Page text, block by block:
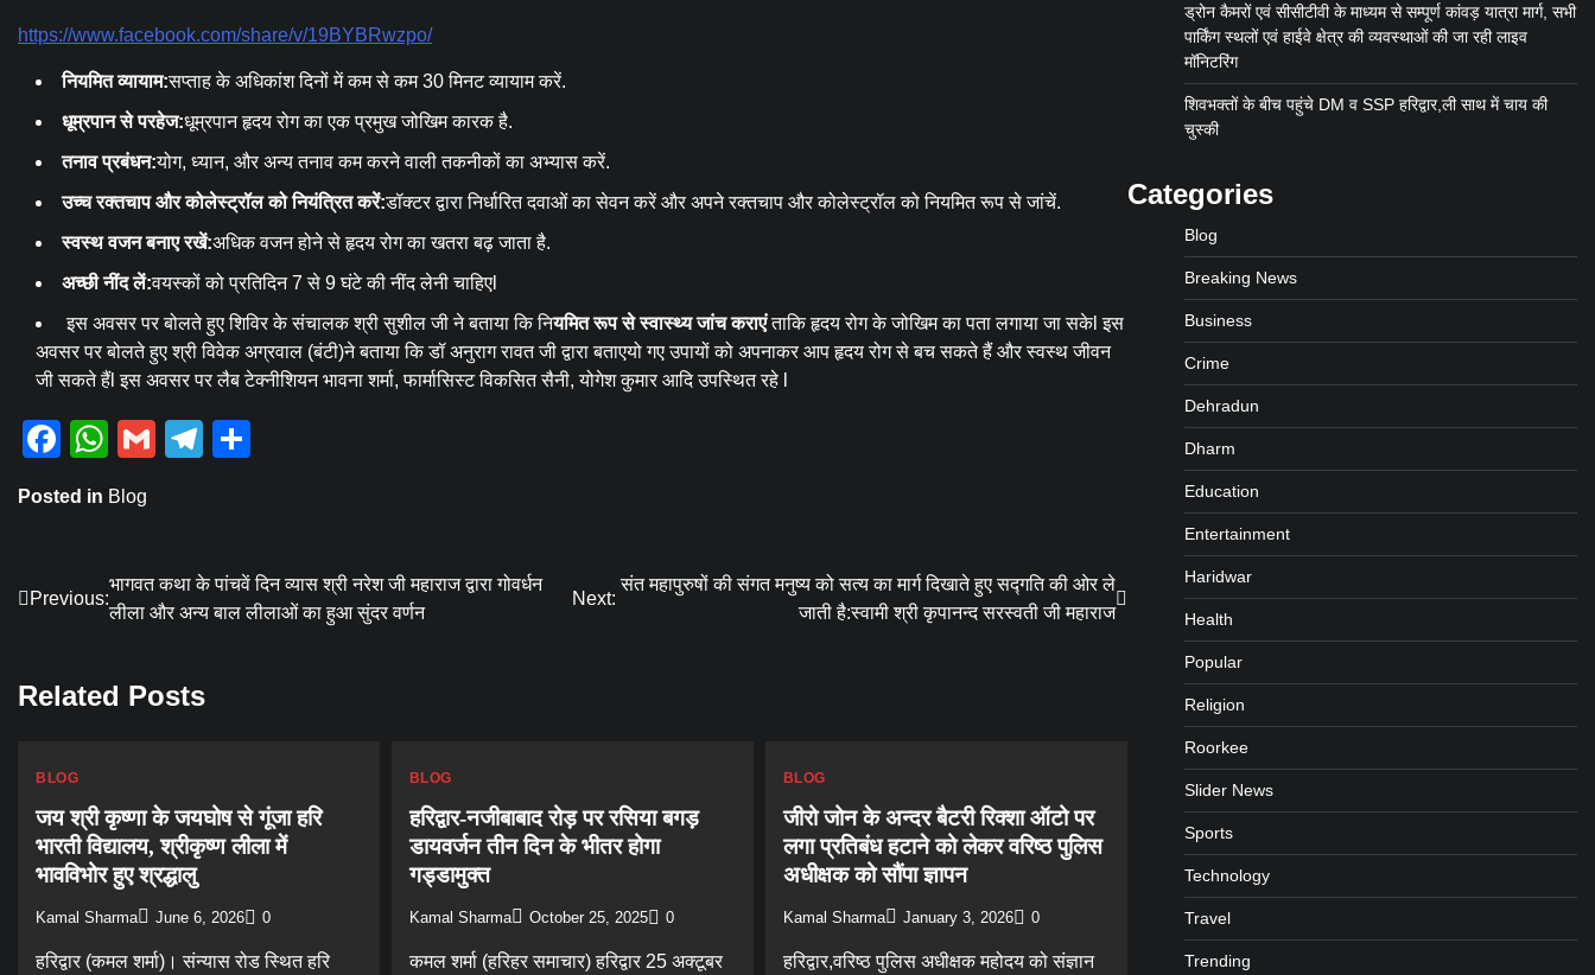
https://www.facebook.com/share/v/19BYBRwzpo/
नियमित व्यायाम:सप्ताह के अधिकांश दिनों में कम से कम 30 मिनट व्यायाम करें.
धूम्रपान से परहेज:धूम्रपान हृदय रोग का एक प्रमुख जोखिम कारक है.
तनाव प्रबंधन:योग, ध्यान, और अन्य तनाव कम करने वाली तकनीकों का अभ्यास करें.
उच्च रक्तचाप और कोलेस्ट्रॉल को नियंत्रित करें:डॉक्टर द्वारा निर्धारित दवाओं का सेवन करें और अपने रक्तचाप और कोलेस्ट्रॉल को नियमित रूप से जांचें.
स्वस्थ वजन बनाए रखें:अधिक वजन होने से हृदय रोग का खतरा बढ़ जाता है.
अच्छी नींद लें:वयस्कों को प्रतिदिन 7 से 9 घंटे की नींद लेनी चाहिएl
इस अवसर पर बोलते हुए शिविर के संचालक श्री सुशील जी ने बताया कि नियमित रूप से स्वास्थ्य जांच कराएंताकि हृदय रोग के जोखिम का पता लगाया जा सकेl इस
अवसर पर बोलते हुए श्री विवेक अग्रवाल (बंटी)ने बताया कि डॉ अनुराग रावत जी द्वारा बताएयो गए उपायों को अपनाकर आप हृदय रोग से बच सकते हैं और स्वस्थ जीवन
जी सकते हैंl इस अवसर पर लैब टेक्नीशियन भावना शर्मा, फार्मासिस्ट विकसित सैनी, योगेश कुमार आदि उपस्थित रहे l
Facebook
WhatsApp
GmailTelegram
Posted in Blog
Post
Previous:
भागवत कथा के पांचवें दिन व्यास श्री नरेश जी महाराज द्वारा गोवर्धन
लीला और अन्य बाल लीलाओं का हुआ सुंदर वर्णन
Next:
संत महापुरुषों की संगत मनुष्य को सत्य का मार्ग दिखाते हुए सद्गति की ओर ले
जाती है:स्वामी श्री कृपानन्द सरस्वती जी महाराज
Related Posts
BLOG
जय श्री कृष्णा के जयघोष से गूंजा हरि
भारती विद्यालय, श्रीकृष्ण लीला में
भावविभोर हुए श्रद्धालु
Kamal Sharma June 6, 2026 0
हरिद्वार (कमल शर्मा)। संन्यास रोड स्थित हरि
BLOG
हरिद्वार-नजीबाबाद रोड़ पर रसिया बगड़
डायवर्जन तीन दिन के भीतर होगा
गड्डामुक्त
Kamal Sharma October 25, 2025 0
कमल शर्मा (हरिहर समाचार) हरिद्वार 25 अक्टूबर
BLOG
जीरो जोन के अन्दर बैटरी रिक्शा ऑटो पर
लगा प्रतिबंध हटाने को लेकर वरिष्ठ पुलिस
अधीक्षक को सौंपा ज्ञापन
Kamal Sharma January 3, 2026 0
हरिद्वार,वरिष्ठ पुलिस अधीक्षक महोदय को संज्ञान
ड्रोन कैमरों एवं सीसीटीवी के माध्यम से सम्पूर्ण कांवड़ यात्रा मार्ग, सभी
पार्किंग स्थलों एवं हाईवे क्षेत्र की व्यवस्थाओं की जा रही लाइव
मॉनिटरिंग
शिवभक्तों के बीच पहुंचे DM व SSP हरिद्वार,ली साथ में चाय की
चुस्की
Categories
Blog
Breaking News
Business
Crime
Dehradun
Dharm
Education
Entertainment
Haridwar
Health
Popular
Religion
Roorkee
Slider News
Sports
Technology
Travel
Trending